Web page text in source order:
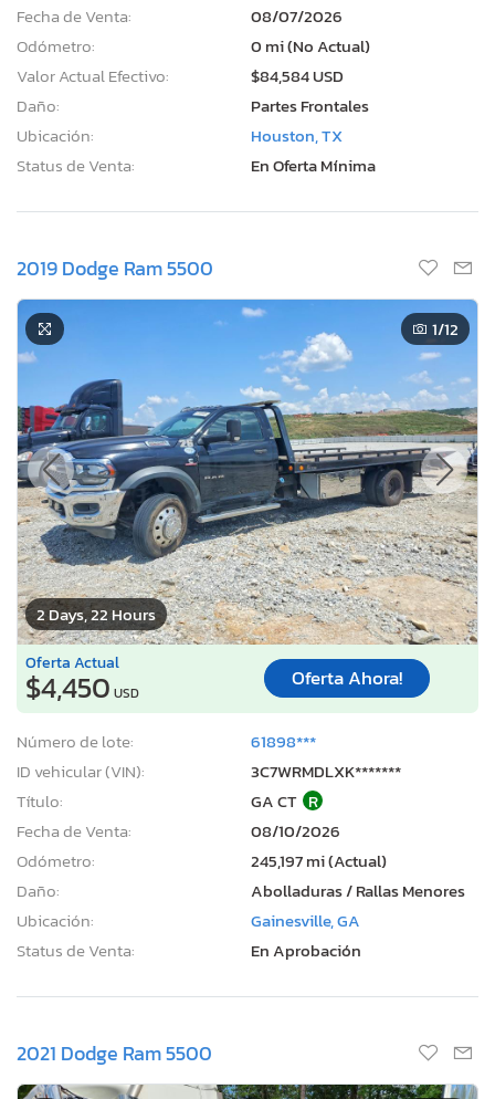
Fecha de Venta:
08/07/2026
Odómetro:
0 mi (No Actual)
Valor Actual Efectivo:
$84,584 USD
Daño:
Partes Frontales
Ubicación:
Houston, TX
Status de Venta:
En Oferta Mínima
2019 Dodge Ram 5500
2 Days, 22 Hours
1/12
Oferta Actual
$4,450 USD
Oferta Ahora!
Número de lote:
61898***
ID vehicular (VIN):
3C7WRMDLXK*******
Título:
GA CT R
Fecha de Venta:
08/10/2026
Odómetro:
245,197 mi (Actual)
Daño:
Abolladuras / Rallas Menores
Ubicación:
Gainesville, GA
Status de Venta:
En Aprobación
2021 Dodge Ram 5500